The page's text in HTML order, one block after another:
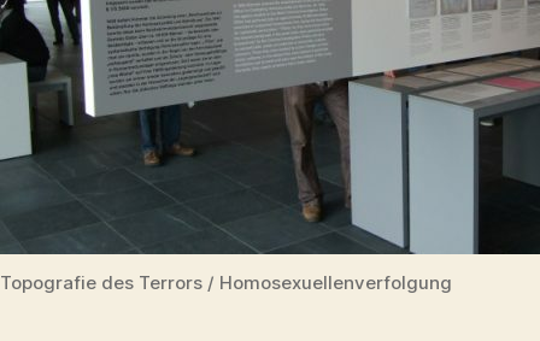
Topografie des Terrors / Homosexuellenverfolgung